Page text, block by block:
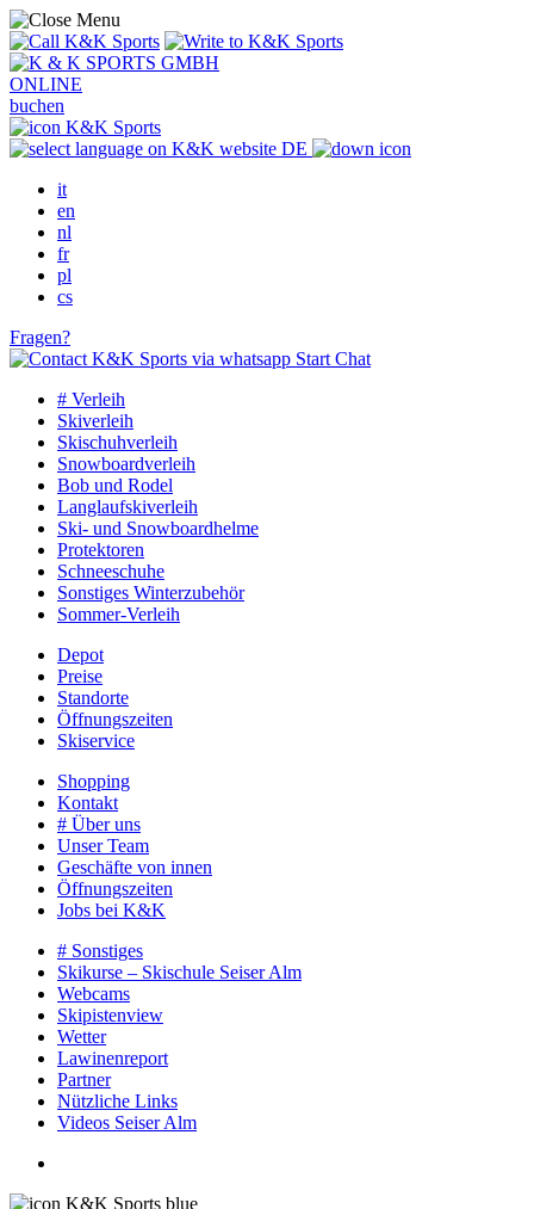
ONLINE
buchen
DE
it
en
nl
fr
pl
cs
Fragen?
Start Chat
# Verleih
Skiverleih
Skischuhverleih
Snowboardverleih
Bob und Rodel
Langlaufskiverleih
Ski- und Snowboardhelme
Protektoren
Schneeschuhe
Sonstiges Winterzubehör
Sommer-Verleih
Depot
Preise
Standorte
Öffnungszeiten
Skiservice
Shopping
Kontakt
# Über uns
Unser Team
Geschäfte von innen
Öffnungszeiten
Jobs bei K&K
# Sonstiges
Skikurse – Skischule Seiser Alm
Webcams
Skipistenview
Wetter
Lawinenreport
Partner
Nützliche Links
Videos Seiser Alm